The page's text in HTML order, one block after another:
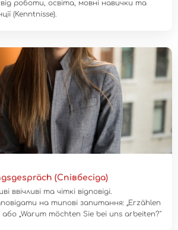
роботи, освіта, мовні навички та
(Kenntnisse).
(Співбесіда)
ввічливі та чіткі відповіді.
на типові запитання: „Erzählen
або „Warum möchten Sie bei uns arbeiten?"